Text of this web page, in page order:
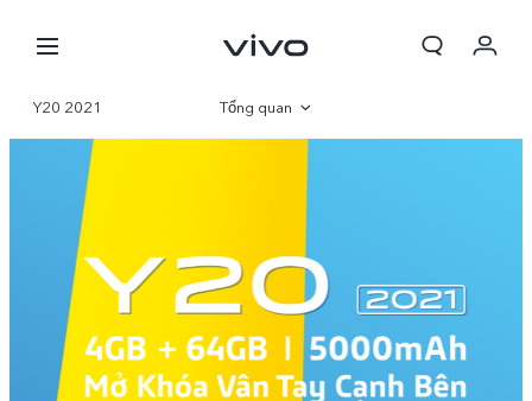
Giỏ hàng
Đặt hàng
Đăng nhập/Đăng ký
Tài khoản của tôi
Y20 2021 Tổng quan